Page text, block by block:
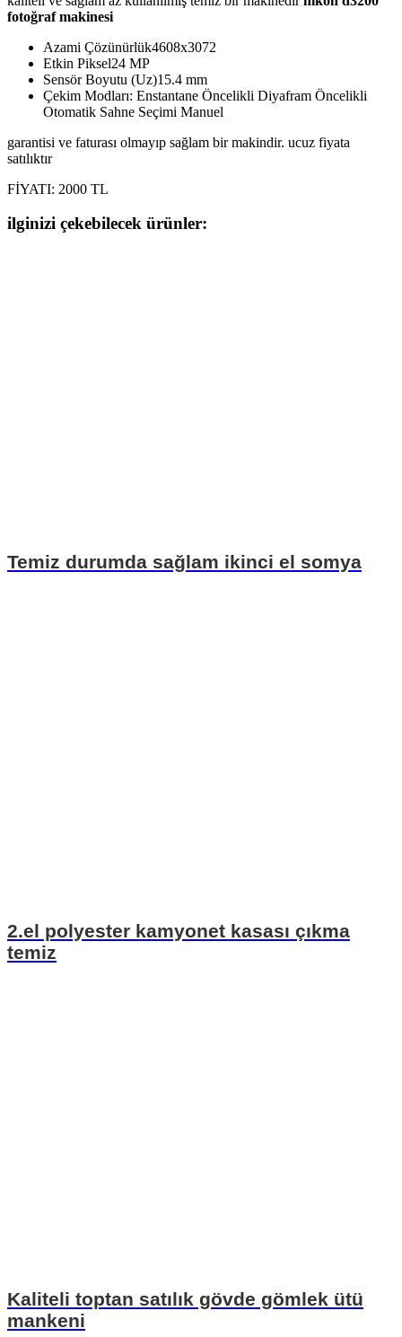
fotoğraf makinesi
Azami Çözünürlük4608x3072
Etkin Piksel24 MP
Sensör Boyutu (Uz)15.4 mm
Çekim Modları: Enstantane Öncelikli Diyafram Öncelikli
Otomatik Sahne Seçimi Manuel
garantisi ve faturası olmayıp sağlam bir makindir. ucuz fiyata
satılıktır
FİYATI: 2000 TL
ilginizi çekebilecek ürünler:
Temiz durumda sağlam ikinci el somya
2.el polyester kamyonet kasası çıkma
temiz
Kaliteli toptan satılık gövde gömlek ütü
mankeni